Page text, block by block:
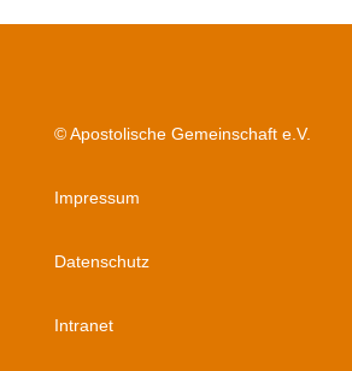
© Apostolische Gemeinschaft e.V.
Impressum
Datenschutz
Intranet